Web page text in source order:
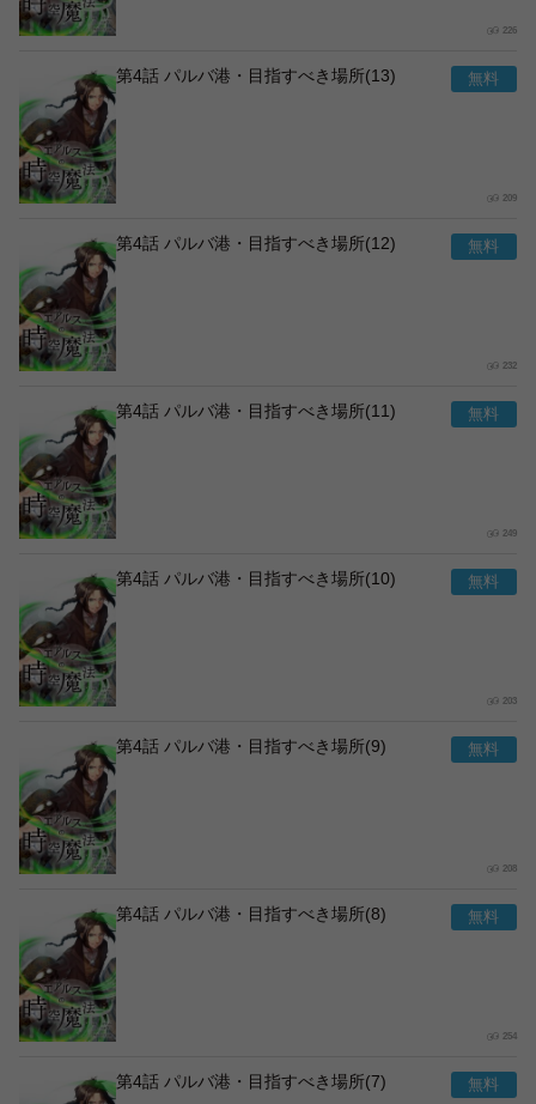
226
第4話 パルバ港・目指すべき場所(13)
209
第4話 パルバ港・目指すべき場所(12)
232
第4話 パルバ港・目指すべき場所(11)
249
第4話 パルバ港・目指すべき場所(10)
203
第4話 パルバ港・目指すべき場所(9)
208
第4話 パルバ港・目指すべき場所(8)
254
第4話 パルバ港・目指すべき場所(7)